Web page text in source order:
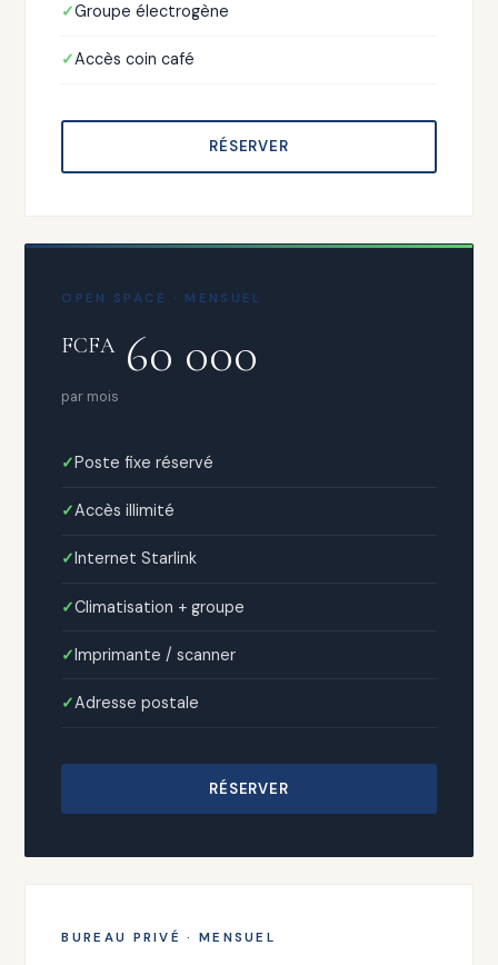
Groupe électrogène
Accès coin café
RÉSERVER
OPEN SPACE · MENSUEL
FCFA60 000
par mois
Poste fixe réservé
Accès illimité
Internet Starlink
Climatisation + groupe
Imprimante / scanner
Adresse postale
RÉSERVER
BUREAU PRIVÉ · MENSUEL